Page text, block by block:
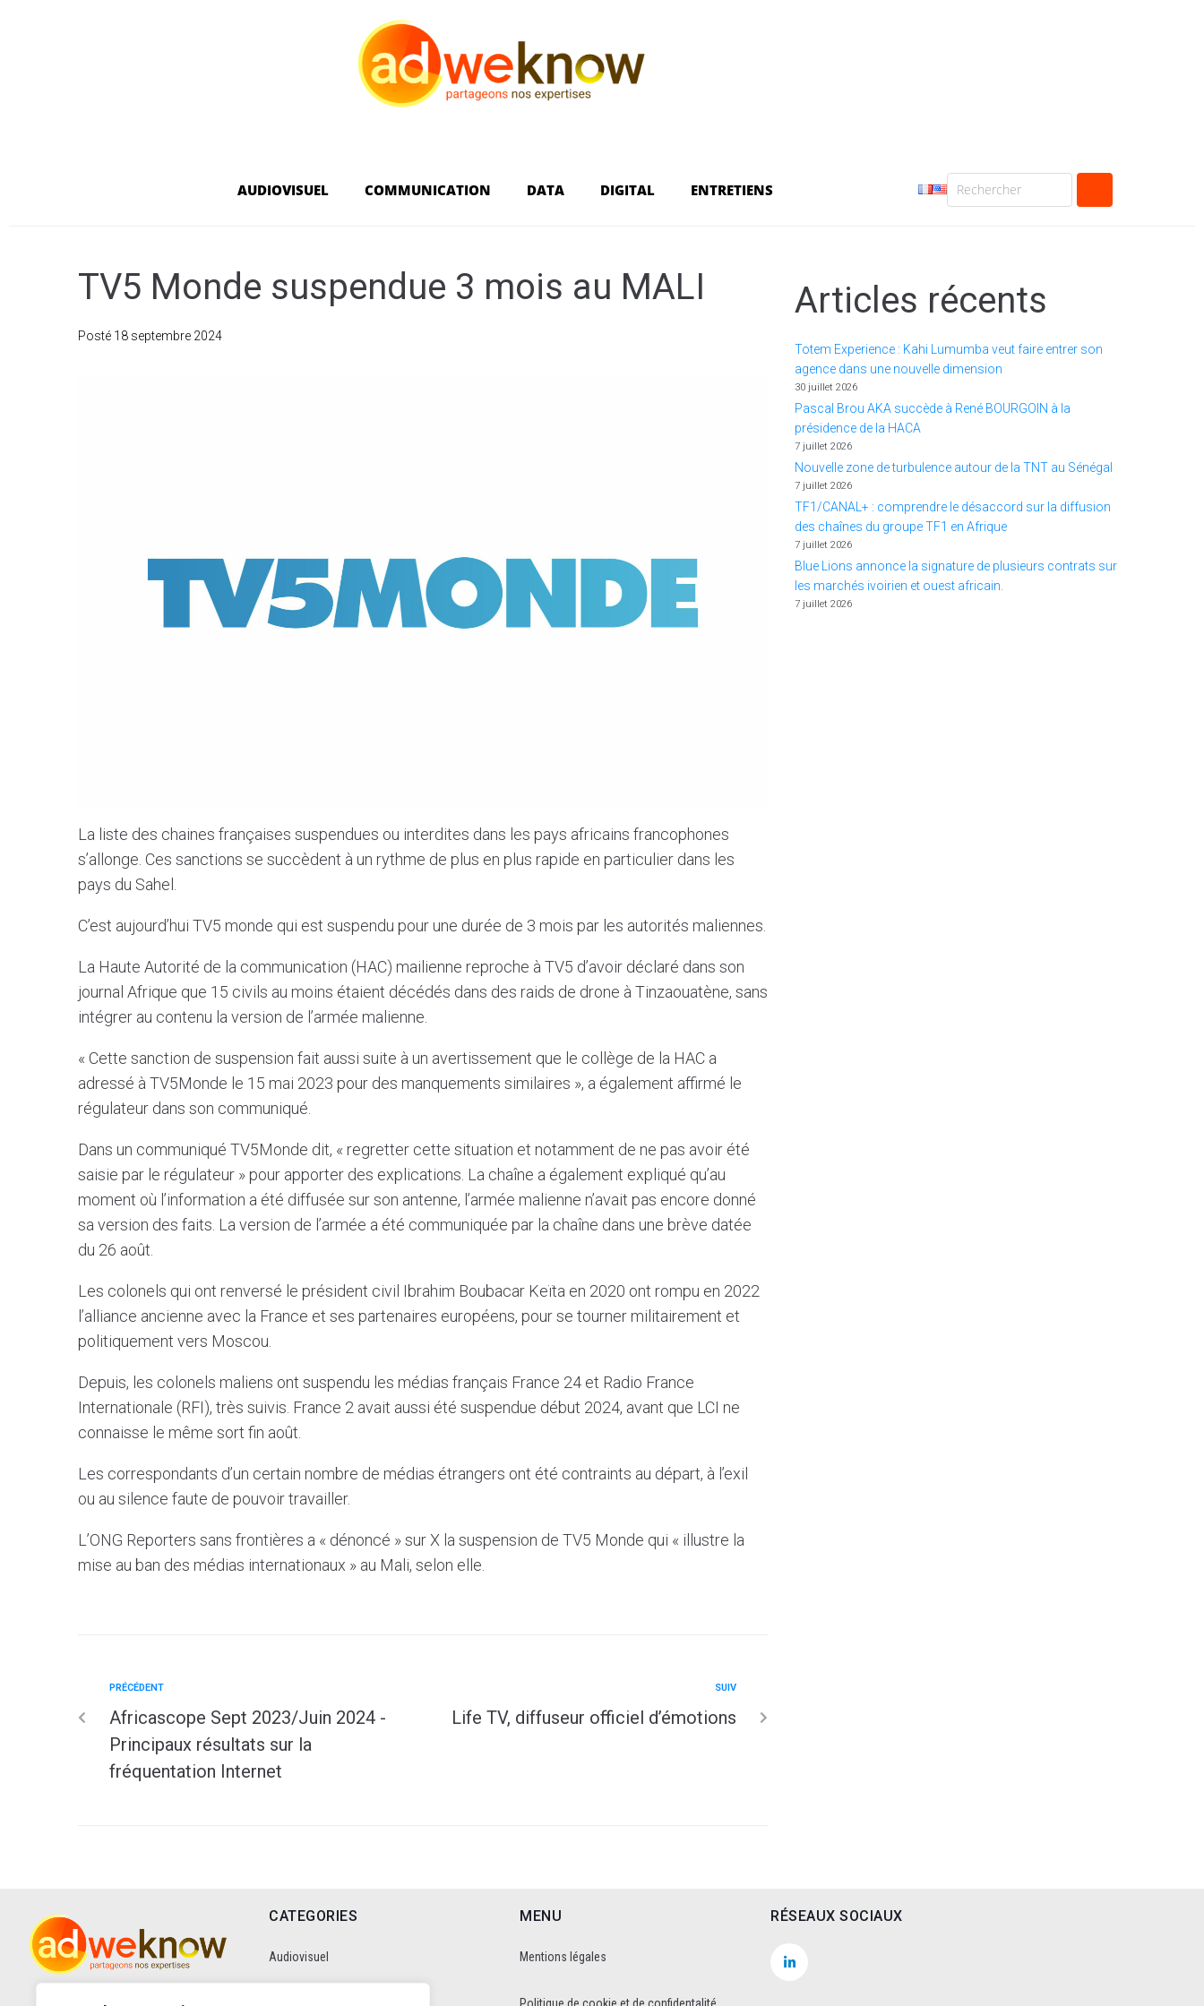
AUDIOVISUEL COMMUNICATION DATA DIGITAL ENTRETIENS
TV5 Monde suspendue 3 mois au MALI
Posté 18 septembre 2024
La liste des chaines françaises suspendues ou interdites dans les pays africains francophones
s’allonge. Ces sanctions se succèdent à un rythme de plus en plus rapide en particulier dans les
pays du Sahel.
C’est aujourd’hui TV5 monde qui est suspendu pour une durée de 3 mois par les autorités maliennes.
La Haute Autorité de la communication (HAC) mailienne reproche à TV5 d’avoir déclaré dans son
journal Afrique que 15 civils au moins étaient décédés dans des raids de drone à Tinzaouatène, sans
intégrer au contenu la version de l’armée malienne.
« Cette sanction de suspension fait aussi suite à un avertissement que le collège de la HAC a
adressé à TV5Monde le 15 mai 2023 pour des manquements similaires », a également affirmé le
régulateur dans son communiqué.
Dans un communiqué TV5Monde dit, « regretter cette situation et notamment de ne pas avoir été
saisie par le régulateur » pour apporter des explications. La chaîne a également expliqué qu’au
moment où l’information a été diffusée sur son antenne, l’armée malienne n’avait pas encore donné
sa version des faits. La version de l’armée a été communiquée par la chaîne dans une brève datée
du 26 août.
Les colonels qui ont renversé le président civil Ibrahim Boubacar Keïta en 2020 ont rompu en 2022
l’alliance ancienne avec la France et ses partenaires européens, pour se tourner militairement et
politiquement vers Moscou.
Depuis, les colonels maliens ont suspendu les médias français France 24 et Radio France
Internationale (RFI), très suivis. France 2 avait aussi été suspendue début 2024, avant que LCI ne
connaisse le même sort fin août.
Les correspondants d’un certain nombre de médias étrangers ont été contraints au départ, à l’exil
ou au silence faute de pouvoir travailler.
L’ONG Reporters sans frontières a « dénoncé » sur X la suspension de TV5 Monde qui « illustre la
mise au ban des médias internationaux » au Mali, selon elle.
PRÉCÉDENT
Africascope Sept 2023/Juin 2024 -
Principaux résultats sur la
fréquentation Internet
SUIV
Life TV, diffuseur officiel d’émotions
Articles récents
Totem Experience : Kahi Lumumba veut faire entrer son
agence dans une nouvelle dimension
30 juillet 2026
Pascal Brou AKA succède à René BOURGOIN à la
présidence de la HACA
7 juillet 2026
Nouvelle zone de turbulence autour de la TNT au Sénégal
7 juillet 2026
TF1/CANAL+ : comprendre le désaccord sur la diffusion
des chaînes du groupe TF1 en Afrique
7 juillet 2026
Blue Lions annonce la signature de plusieurs contrats sur
les marchés ivoirien et ouest africain.
7 juillet 2026
CATEGORIES
Audiovisuel
MENU
Mentions légales
RÉSEAUX SOCIAUX